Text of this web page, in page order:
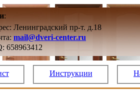
:
Ленинградский пр-т. д.18
mail@dveri-center.ru
658963412
Инструкции